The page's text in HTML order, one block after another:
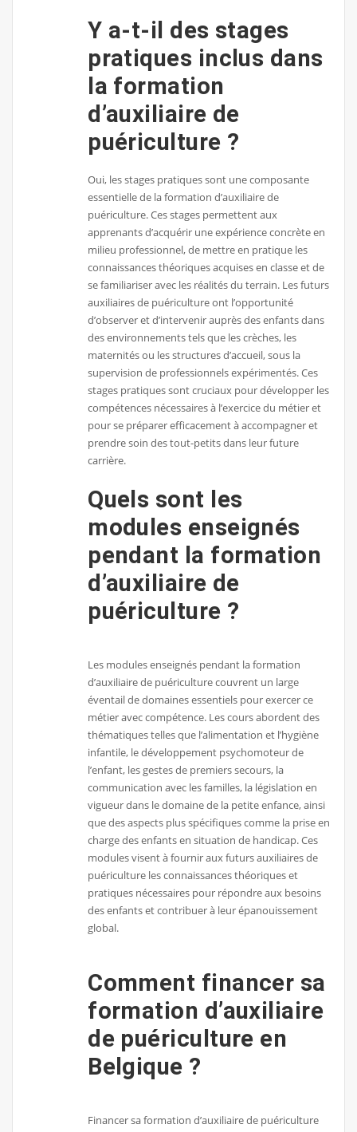
Y a-t-il des stages
pratiques inclus dans
la formation
d’auxiliaire de
puériculture ?
Oui, les stages pratiques sont une composante
essentielle de la formation d’auxiliaire de
puériculture. Ces stages permettent aux
apprenants d’acquérir une expérience concrète en
milieu professionnel, de mettre en pratique les
connaissances théoriques acquises en classe et de
se familiariser avec les réalités du terrain. Les futurs
auxiliaires de puériculture ont l’opportunité
d’observer et d’intervenir auprès des enfants dans
des environnements tels que les crèches, les
maternités ou les structures d’accueil, sous la
supervision de professionnels expérimentés. Ces
stages pratiques sont cruciaux pour développer les
compétences nécessaires à l’exercice du métier et
pour se préparer efficacement à accompagner et
prendre soin des tout-petits dans leur future
carrière.
Quels sont les
modules enseignés
pendant la formation
d’auxiliaire de
puériculture ?
Les modules enseignés pendant la formation
d’auxiliaire de puériculture couvrent un large
éventail de domaines essentiels pour exercer ce
métier avec compétence. Les cours abordent des
thématiques telles que l’alimentation et l’hygiène
infantile, le développement psychomoteur de
l’enfant, les gestes de premiers secours, la
communication avec les familles, la législation en
vigueur dans le domaine de la petite enfance, ainsi
que des aspects plus spécifiques comme la prise en
charge des enfants en situation de handicap. Ces
modules visent à fournir aux futurs auxiliaires de
puériculture les connaissances théoriques et
pratiques nécessaires pour répondre aux besoins
des enfants et contribuer à leur épanouissement
global.
Comment financer sa
formation d’auxiliaire
de puériculture en
Belgique ?
Financer sa formation d’auxiliaire de puériculture